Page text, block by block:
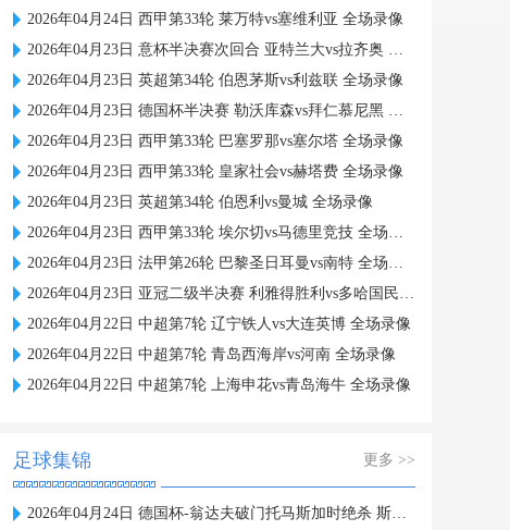
2026年04月24日 西甲第33轮 莱万特vs塞维利亚 全场录像
2026年04月23日 意杯半决赛次回合 亚特兰大vs拉齐奥 全场录像
2026年04月23日 英超第34轮 伯恩茅斯vs利兹联 全场录像
2026年04月23日 德国杯半决赛 勒沃库森vs拜仁慕尼黑 全场录像
2026年04月23日 西甲第33轮 巴塞罗那vs塞尔塔 全场录像
2026年04月23日 西甲第33轮 皇家社会vs赫塔费 全场录像
2026年04月23日 英超第34轮 伯恩利vs曼城 全场录像
2026年04月23日 西甲第33轮 埃尔切vs马德里竞技 全场录像
2026年04月23日 法甲第26轮 巴黎圣日耳曼vs南特 全场录像
2026年04月23日 亚冠二级半决赛 利雅得胜利vs多哈国民 全场录像
2026年04月22日 中超第7轮 辽宁铁人vs大连英博 全场录像
2026年04月22日 中超第7轮 青岛西海岸vs河南 全场录像
2026年04月22日 中超第7轮 上海申花vs青岛海牛 全场录像
足球集锦 更多 >>
2026年04月24日 德国杯-翁达夫破门托马斯加时绝杀 斯图加特2-1弗赖堡